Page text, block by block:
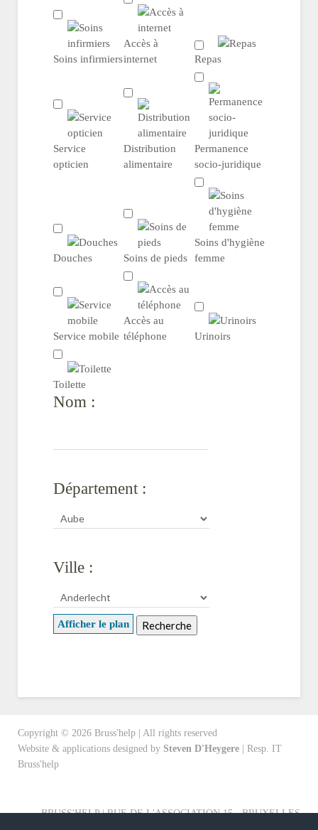
Soins infirmiers
Accès à
internet
Repas
Service
opticien
Distribution
alimentaire
Permanence
socio-juridique
Douches Soins de pieds
Soins d'hygiène
femme
Service mobile
Accès au
téléphone
Urinoirs
Toilette
Nom :
Département :
Ville :
Afficher le plan
Copyright © 2026 Bruss'help | All rights reserved
Website & applications designed by Steven D'Heygere | Resp. IT
Bruss'help
BRUSS'HELP | RUE DE L'ASSOCIATION 15 - BRUXELLES